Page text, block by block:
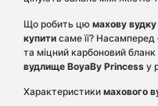
Що робить цю махову вудку
купити саме її?
та міцний карбоновий
вудлище BoyaBy Princess у
Характеристики махового